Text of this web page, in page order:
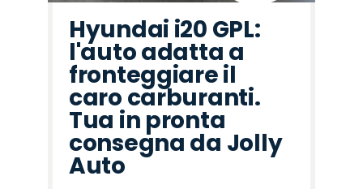
Hyundai i20 GPL:
l'auto adatta a
fronteggiare il
caro carburanti.
Tua in pronta
consegna da Jolly
Auto